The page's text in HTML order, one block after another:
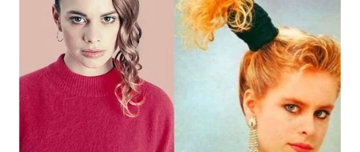
WN
KARO
WN
SIMALUNGUN
WN